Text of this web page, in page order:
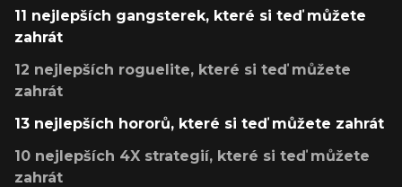
11 nejlepších gangsterek, které si teď můžete
zahrát
12 nejlepších roguelite, které si teď můžete
zahrát
13 nejlepších hororů, které si teď můžete zahrát
10 nejlepších 4X strategií, které si teď můžete
zahrát